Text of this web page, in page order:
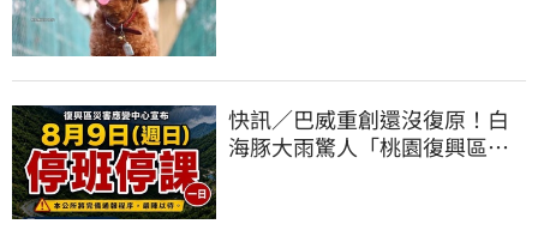
快訊／巴威重創還沒復原！白
海豚大雨驚人「桃園復興區」